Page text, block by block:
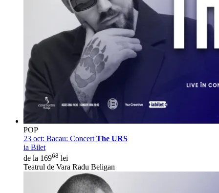
POP
23 oct: Bacau: Concert The URS
ia Bilet
de la 16968 lei
Teatrul de Vara Radu Beligan